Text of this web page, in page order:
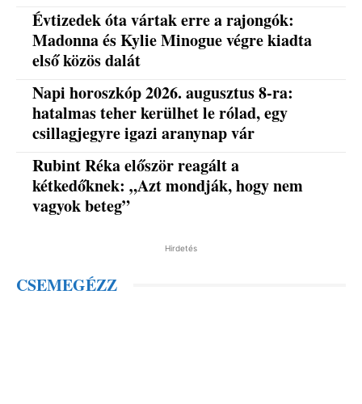
Évtizedek óta vártak erre a rajongók:
Madonna és Kylie Minogue végre kiadta
első közös dalát
Napi horoszkóp 2026. augusztus 8-ra:
hatalmas teher kerülhet le rólad, egy
csillagjegyre igazi aranynap vár
Rubint Réka először reagált a
kétkedőknek: „Azt mondják, hogy nem
vagyok beteg”
Hirdetés
CSEMEGÉZZ